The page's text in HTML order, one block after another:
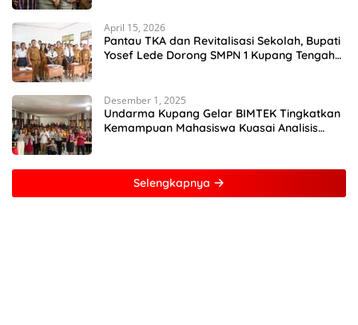
April 15, 2026
Pantau TKA dan Revitalisasi Sekolah, Bupati
Yosef Lede Dorong SMPN 1 Kupang Tengah
Desember 1, 2025
Undarma Kupang Gelar BIMTEK Tingkatkan
Kemampuan Mahasiswa Kuasai Analisis
Selengkapnya